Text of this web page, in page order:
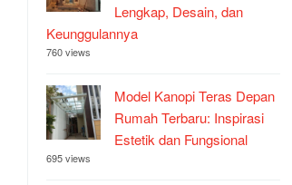
Lengkap, Desain, dan
Keunggulannya
760 views
Model Kanopi Teras Depan
Rumah Terbaru: Inspirasi
Estetik dan Fungsional
695 views